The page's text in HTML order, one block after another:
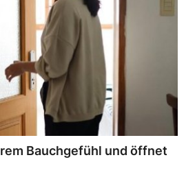
Bauchgefühl und öffnet